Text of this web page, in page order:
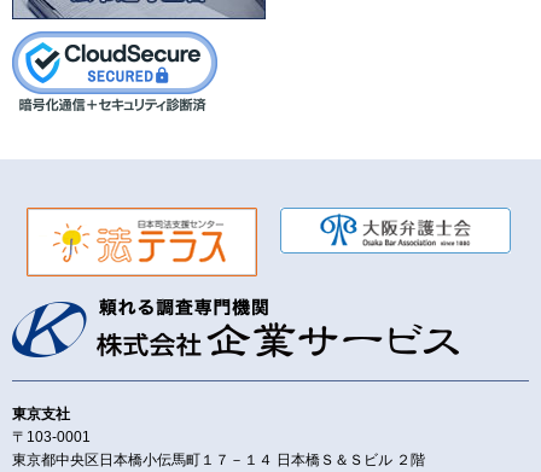
東京支社
〒103-0001
東京都中央区日本橋小伝馬町１７－１４ 日本橋Ｓ＆Ｓビル ２階